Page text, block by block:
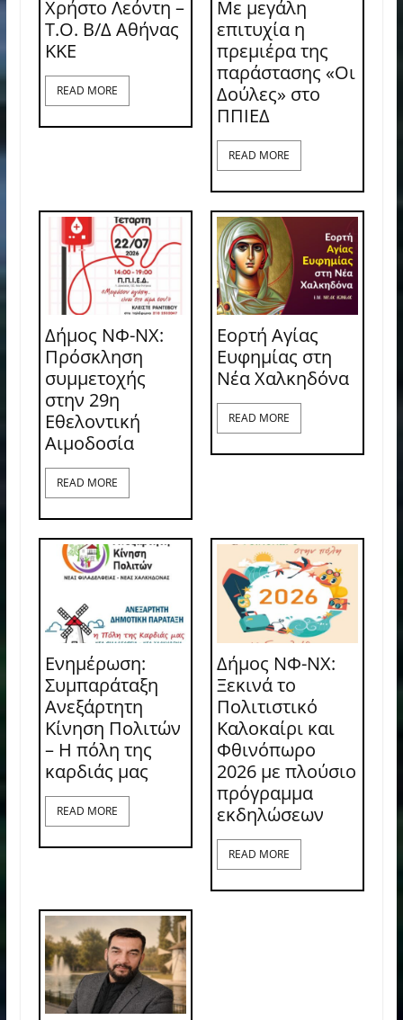
Χρήστο Λεόντη –
Τ.Ο. Β/Δ Αθήνας
ΚΚΕ
READ MORE
Με μεγάλη
επιτυχία η
πρεμιέρα της
παράστασης «Οι
Δούλες» στο
ΠΠΙΕΔ
READ MORE
Δήμος ΝΦ-ΝΧ:
Πρόσκληση
συμμετοχής
στην 29η
Εθελοντική
Αιμοδοσία
READ MORE
Εορτή Αγίας
Ευφημίας στη
Νέα Χαλκηδόνα
READ MORE
Ενημέρωση:
Συμπαράταξη
Ανεξάρτητη
Κίνηση Πολιτών
– Η πόλη της
καρδιάς μας
READ MORE
Δήμος ΝΦ-ΝΧ:
Ξεκινά το
Πολιτιστικό
Καλοκαίρι και
Φθινόπωρο
2026 με πλούσιο
πρόγραμμα
εκδηλώσεων
READ MORE